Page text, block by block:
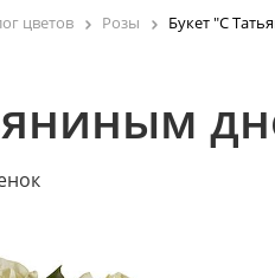
цветов Розы Букет "С